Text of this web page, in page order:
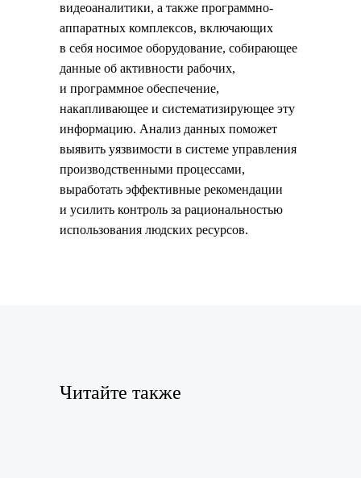
видеоаналитики, а также программно-
аппаратных комплексов, включающих
в себя носимое оборудование, собирающее
данные об активности рабочих,
и программное обеспечение,
накапливающее и систематизирующее эту
информацию. Анализ данных поможет
выявить уязвимости в системе управления
производственными процессами,
выработать эффективные рекомендации
и усилить контроль за рациональностью
использования людских ресурсов.
Читайте также